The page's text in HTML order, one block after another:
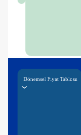
Dönemsel Fiyat Tablosu